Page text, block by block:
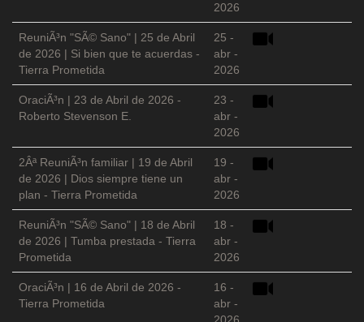
2026
ReuniÃ³n "SÃ© Sano" | 25 de Abril
de 2026 | Si bien que te acuerdas -
Tierra Prometida
25 -
abr -
2026
OraciÃ³n | 23 de Abril de 2026 -
Roberto Stevenson E.
23 -
abr -
2026
2Âª ReuniÃ³n familiar | 19 de Abril
de 2026 | Dios siempre tiene un
plan - Tierra Prometida
19 -
abr -
2026
ReuniÃ³n "SÃ© Sano" | 18 de Abril
de 2026 | Tumba prestada - Tierra
Prometida
18 -
abr -
2026
OraciÃ³n | 16 de Abril de 2026 -
Tierra Prometida
16 -
abr -